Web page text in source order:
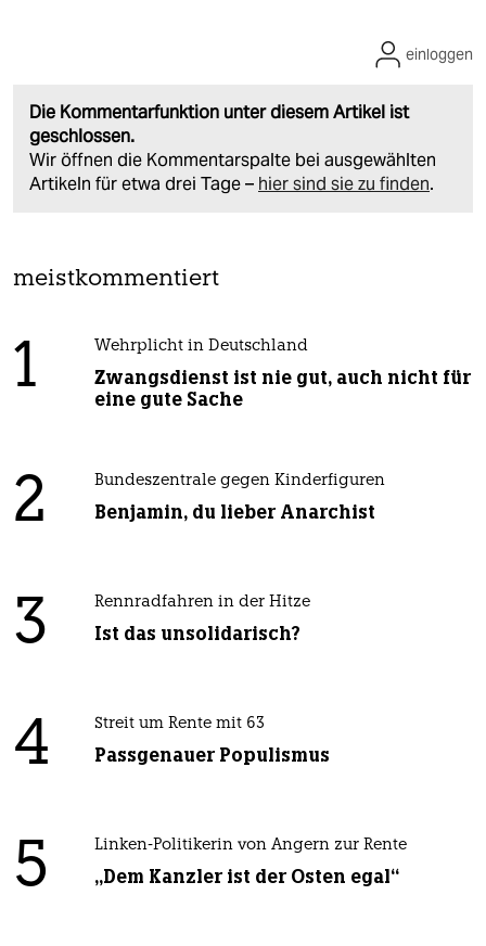
Die Kommentarfunktion unter diesem Artikel ist
geschlossen.
Wir öffnen die Kommentarspalte bei ausgewählten
Artikeln für etwa drei Tage – hier sind sie zu finden.
einloggen
meistkommentiert
1 Wehrplicht in Deutschland
Zwangsdienst ist nie gut, auch nicht für
eine gute Sache
2 Bundeszentrale gegen Kinderfiguren
Benjamin, du lieber Anarchist
3 Rennradfahren in der Hitze
Ist das unsolidarisch?
4 Streit um Rente mit 63
Passgenauer Populismus
5 Linken-Politikerin von Angern zur Rente
„Dem Kanzler ist der Osten egal“